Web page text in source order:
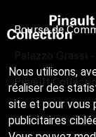
Bourse de
Palazzo Grassi
Pinault
Nous utilisons,
réaliser des
site et pour vous
publicitaires